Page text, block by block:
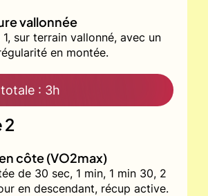
vallonnée
1, sur terrain vallonné, avec un
en montée.
: 3h
2
côte (VO2max)
de 30 sec, 1 min, 1 min 30, 2
en descendant, récup active.